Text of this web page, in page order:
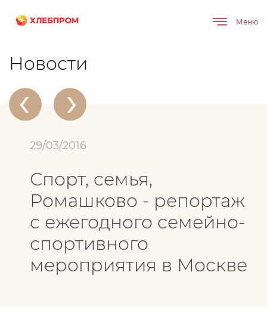
Меню
Главная О компании
Новости
‹ ›
29/03/2016
Спорт, семья,
Ромашково - репортаж
с ежегодного семейно-
спортивного
мероприятия в Москве